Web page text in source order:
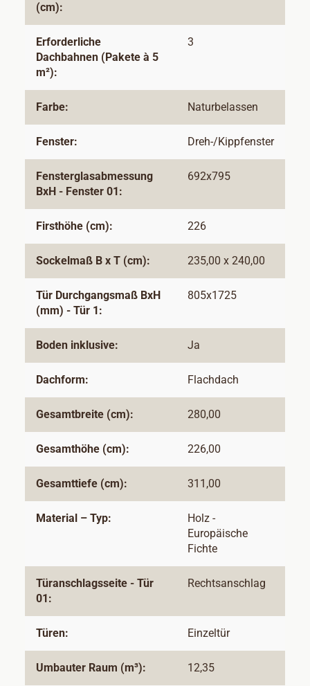
(cm):
Erforderliche
Dachbahnen (Pakete à 5
m²):
3
Farbe: Naturbelassen
Fenster: Dreh-/Kippfenster
Fensterglasabmessung
BxH - Fenster 01:
692x795
Firsthöhe (cm): 226
Sockelmaß B x T (cm): 235,00 x 240,00
Tür Durchgangsmaß BxH
(mm) - Tür 1:
805x1725
Boden inklusive: Ja
Dachform: Flachdach
Gesamtbreite (cm): 280,00
Gesamthöhe (cm): 226,00
Gesamttiefe (cm): 311,00
Material – Typ:
Holz -
Europäische
Fichte
Türanschlagsseite - Tür
01:
Rechtsanschlag
Türen: Einzeltür
Umbauter Raum (m³): 12,35